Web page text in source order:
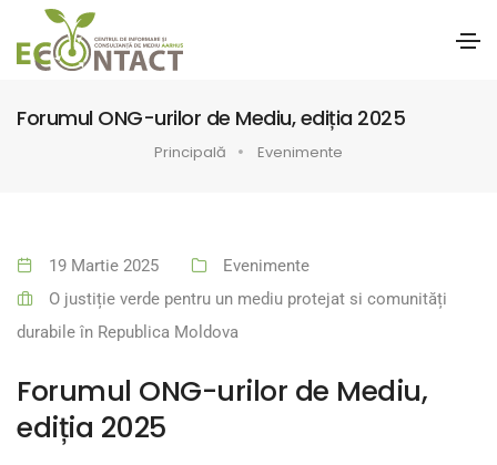
Forumul ONG-urilor de Mediu, ediția 2025
Principală Evenimente
19 Martie 2025
Evenimente
O justiție verde pentru un mediu protejat si comunități
durabile în Republica Moldova
Forumul ONG-urilor de Mediu,
ediția 2025